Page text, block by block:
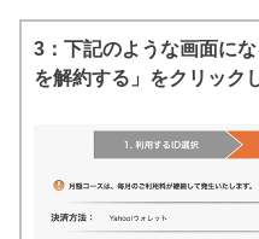
3：下記のような画面に
を解約する」をクリック